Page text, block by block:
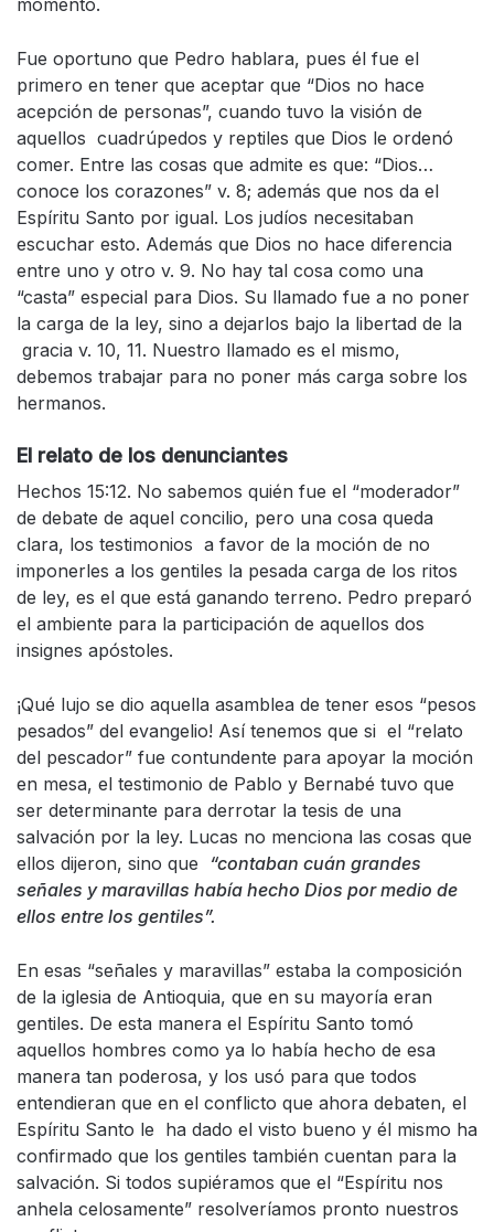
Fue oportuno que Pedro hablara, pues él fue el
primero en tener que aceptar que “Dios no hace
acepción de personas”, cuando tuvo la visión de
aquellos cuadrúpedos y reptiles que Dios le ordenó
comer. Entre las cosas que admite es que: “Dios…
conoce los corazones” v. 8; además que nos da el
Espíritu Santo por igual. Los judíos necesitaban
escuchar esto. Además que Dios no hace diferencia
entre uno y otro v. 9. No hay tal cosa como una
“casta” especial para Dios. Su llamado fue a no poner
la carga de la ley, sino a dejarlos bajo la libertad de la
gracia v. 10, 11. Nuestro llamado es el mismo,
debemos trabajar para no poner más carga sobre los
hermanos.
El relato de los denunciantes
Hechos 15:12. No sabemos quién fue el “moderador”
de debate de aquel concilio, pero una cosa queda
clara, los testimonios a favor de la moción de no
imponerles a los gentiles la pesada carga de los ritos
de ley, es el que está ganando terreno. Pedro preparó
el ambiente para la participación de aquellos dos
insignes apóstoles.
¡Qué lujo se dio aquella asamblea de tener esos “pesos
pesados” del evangelio! Así tenemos que si el “relato
del pescador” fue contundente para apoyar la moción
en mesa, el testimonio de Pablo y Bernabé tuvo que
ser determinante para derrotar la tesis de una
salvación por la ley. Lucas no menciona las cosas que
ellos dijeron, sino que “contaban cuán grandes
señales y maravillas había hecho Dios por medio de
ellos entre los gentiles”.
En esas “señales y maravillas” estaba la composición
de la iglesia de Antioquia, que en su mayoría eran
gentiles. De esta manera el Espíritu Santo tomó
aquellos hombres como ya lo había hecho de esa
manera tan poderosa, y los usó para que todos
entendieran que en el conflicto que ahora debaten, el
Espíritu Santo le ha dado el visto bueno y él mismo ha
confirmado que los gentiles también cuentan para la
salvación. Si todos supiéramos que el “Espíritu nos
anhela celosamente” resolveríamos pronto nuestros